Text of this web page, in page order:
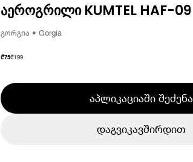
აეროგრილი KUMTEL HAF-09
გორგია • Gorgia
₾75₾199
აპლიკაციაში შეძენა
დაგვიკავშირდით